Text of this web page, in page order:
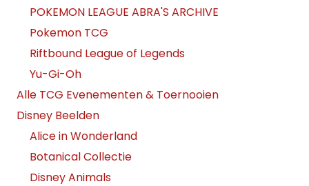
POKEMON LEAGUE ABRA'S ARCHIVE
Pokemon TCG
Riftbound League of Legends
Yu-Gi-Oh
Alle TCG Evenementen & Toernooien
Disney Beelden
Alice in Wonderland
Botanical Collectie
Disney Animals